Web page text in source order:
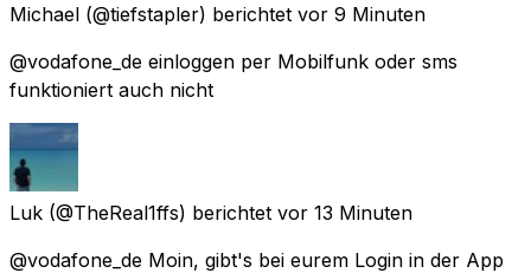
Michael (@tiefstapler) berichtet vor 9 Minuten
@vodafone_de einloggen per Mobilfunk oder sms
funktioniert auch nicht
Luk (@TheReal1ffs) berichtet vor 13 Minuten
@vodafone_de Moin, gibt's bei eurem Login in der App